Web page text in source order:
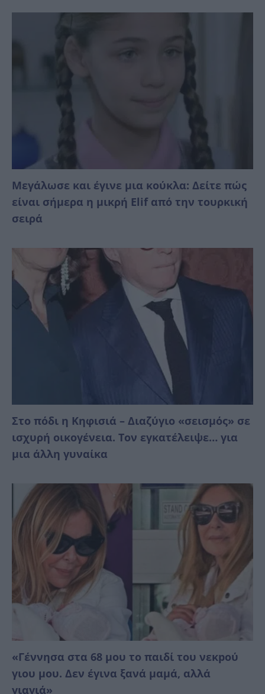
Μεγάλωσε και έγινε μια κούκλα: Δείτε πώς
είναι σήμερα η μικρή Elif από την τουρκική
σειρά
Στο πόδι η Κηφισιά – Διαζύγιο «σεισμός» σε
ισχυρή οικογένεια. Τον εγκατέλειψε… για
μια άλλη γυναίκα
«Γέννησα στα 68 μου το παιδί του νεκpού
γιου μου. Δεν έγινα ξανά μαμά, αλλά
γιαγιά»